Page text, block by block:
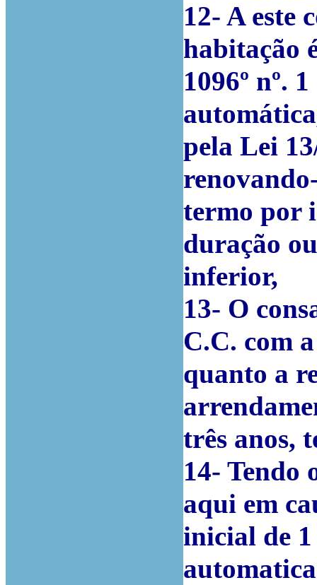
12- A este
habitação
1096º nº.
pela Lei
termo por
duração
inferior,
13- O
C.C. com
quanto a
três anos,
14- Tendo
aqui em
inicial de 1